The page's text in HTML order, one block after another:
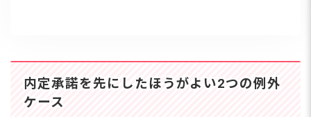
内定承諾を先にしたほうがよい2つの例外
ケース